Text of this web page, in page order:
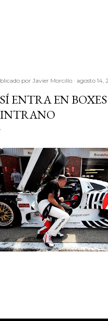
por Javier Morcillo agosto 14,
ENTRA EN